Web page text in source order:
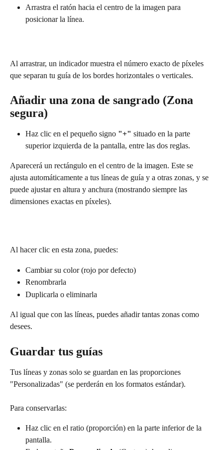
Arrastra el ratón hacia el centro de la imagen para
posicionar la línea.
Al arrastrar, un indicador muestra el número exacto de píxeles
que separan tu guía de los bordes horizontales o verticales.
Añadir una zona de sangrado (Zona
segura)
Haz clic en el pequeño signo "+" situado en la parte
superior izquierda de la pantalla, entre las dos reglas.
Aparecerá un rectángulo en el centro de la imagen. Este se
ajusta automáticamente a tus líneas de guía y a otras zonas, y se
puede ajustar en altura y anchura (mostrando siempre las
dimensiones exactas en píxeles).
Al hacer clic en esta zona, puedes:
Cambiar su color (rojo por defecto)
Renombrarla
Duplicarla o eliminarla
Al igual que con las líneas, puedes añadir tantas zonas como
desees.
Guardar tus guías
Tus líneas y zonas solo se guardan en las proporciones
"Personalizadas" (se perderán en los formatos estándar).
Para conservarlas:
Haz clic en el ratio (proporción) en la parte inferior de la
pantalla.